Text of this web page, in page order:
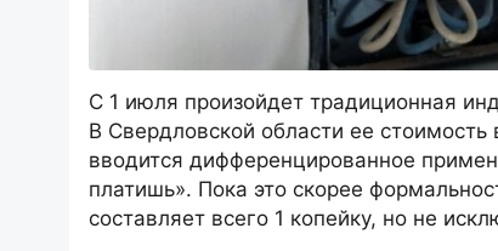
С 1 июля произойдет традиционная
В Свердловской области ее
вводится дифференцированное
платишь». Пока это скорее
составляет всего 1 копейку, но не